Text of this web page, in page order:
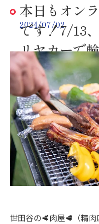
本日もオン
です！7/13
リヤカーで
ます！
2024/07/02
世田谷の🥩肉屋🥩（精肉